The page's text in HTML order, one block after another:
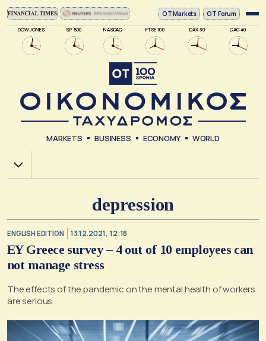
DOW JONES SP 500 NASDAQ FTSE 100 DAX 30 CAC 40
ΟΤ Markets OT Forum
MARKETS BUSINESS ECONOMY WORLD
Χ.Α.
depression
ENGLISH EDITION 13.12.2021, 12:18
EY Greece survey – 4 out of 10 employees can
not manage stress
The effects of the pandemic on the mental health of workers
are serious